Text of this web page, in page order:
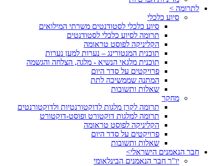
לתרומה >
סיוע כלכלי
סיוע כלכלי לסטודנטים משרתי המילואים
תרומה לסיוע כלכלי לסטודנטים
הקליניקה לפוסט טראומה
תוכנית המנטורינג – נערות למען נערות
תוכנית מלגאי הנשיא - מלגה, הצלחה והגשמה
פרויקטים על סדר היום
המתנה שממשיכה לתת
שאלות ותשובות
מחקר
תרומה לקרן מלגות לדוקטורנטיות ולדוקטורנטים
תרומה למלגות דוקטורט ופוסט-דוקטורט
הקליניקה לפוסט טראומה
פרויקטים על סדר היום
שאלות ותשובות
חבר הנאמנים הישראלי>
יו"ר חבר הנאמנים הבינלאומי